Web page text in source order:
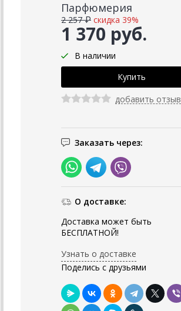
Парфюмерия
1 370 руб.
2 257 ₽ скидка 39%
В наличии
добавить отзыв
Заказать через:
О доставке:
Доставка может быть
БЕСПЛАТНОЙ!
Узнать о доставке
Поделись с друзьями